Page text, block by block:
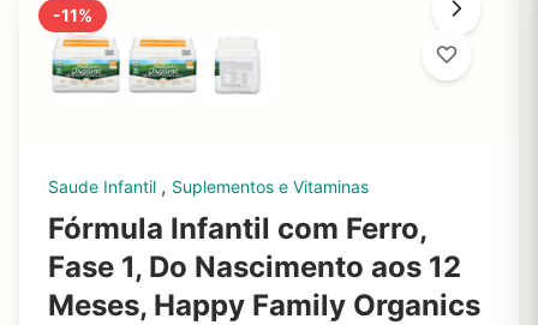
-11%
Saude Infantil , Suplementos e Vitaminas
Fórmula Infantil com Ferro,
Fase 1, Do Nascimento aos 12
Meses, Happy Family Organics